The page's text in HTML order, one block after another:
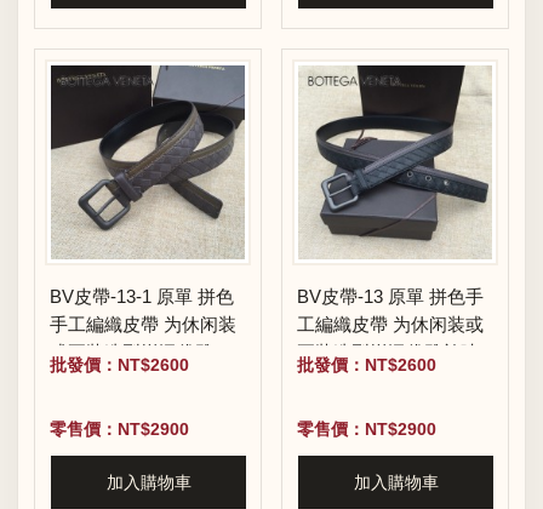
BV皮帶-13-1 原單 拼色
手工編織皮帶 为休闲装
或正装造型增添优雅韵
味
批發價：NT$2600
零售價：NT$2900
加入購物車
BV皮帶-13 原單 拼色手
工編織皮帶 为休闲装或
正装造型增添优雅韵味
批發價：NT$2600
零售價：NT$2900
加入購物車